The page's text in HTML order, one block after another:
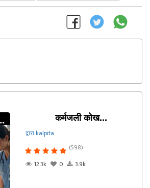
कर्मजली कोख...
द्वारा kalpita
(598)
12.3k
0 3.9k